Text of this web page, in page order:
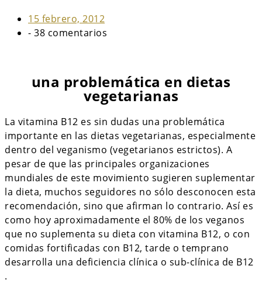
15 febrero, 2012
- 38 comentarios
una problemática en dietas
vegetarianas
La vitamina B12 es sin dudas una problemática
importante en las dietas vegetarianas, especialmente
dentro del veganismo (vegetarianos estrictos). A
pesar de que las principales organizaciones
mundiales de este movimiento sugieren suplementar
la dieta, muchos seguidores no sólo desconocen esta
recomendación, sino que afirman lo contrario. Así es
como hoy aproximadamente el 80% de los veganos
que no suplementa su dieta con vitamina B12, o con
comidas fortificadas con B12, tarde o temprano
desarrolla una deficiencia clínica o sub-clínica de B12
.